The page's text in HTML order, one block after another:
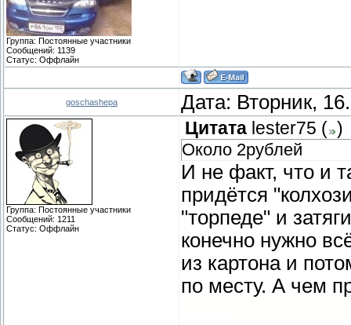
Группа: Постоянные участники
Сообщений: 1139
Статус: Оффлайн
goschashepa Дата: Вторник,
Группа: Постоянные участники
Сообщений: 1211
Статус: Оффлайн
Цитата lester75 ( )
Около 2рублей
И не факт, что и
придётся
"торпеде" и
конечно нужно
из картона и
по месту. А чем